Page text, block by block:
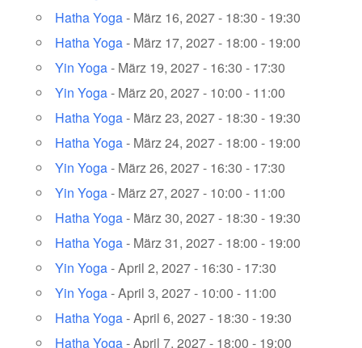
Hatha Yoga- März 16, 2027 - 18:30 - 19:30
Hatha Yoga- März 17, 2027 - 18:00 - 19:00
Yin Yoga- März 19, 2027 - 16:30 - 17:30
Yin Yoga- März 20, 2027 - 10:00 - 11:00
Hatha Yoga- März 23, 2027 - 18:30 - 19:30
Hatha Yoga- März 24, 2027 - 18:00 - 19:00
Yin Yoga- März 26, 2027 - 16:30 - 17:30
Yin Yoga- März 27, 2027 - 10:00 - 11:00
Hatha Yoga- März 30, 2027 - 18:30 - 19:30
Hatha Yoga- März 31, 2027 - 18:00 - 19:00
Yin Yoga- April 2, 2027 - 16:30 - 17:30
Yin Yoga- April 3, 2027 - 10:00 - 11:00
Hatha Yoga- April 6, 2027 - 18:30 - 19:30
Hatha Yoga- April 7, 2027 - 18:00 - 19:00